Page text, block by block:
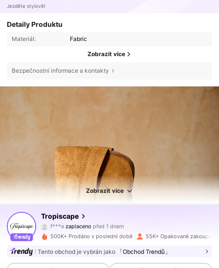
Jezděte stylově!
Detaily Produktu
Materiál: Fabric
Zobrazit více
Bezpečnostní informace a kontakty
Zobrazit více
Tropiscape
4.81
91K Sledující
f***e zaplaceno
a***1 začal/a sledovat před 30 minutami
500K+ Prodáno v poslední době 55K+ Opakované zakoupení
Tento obchod je vybrán jako 「Obchod Trendů」